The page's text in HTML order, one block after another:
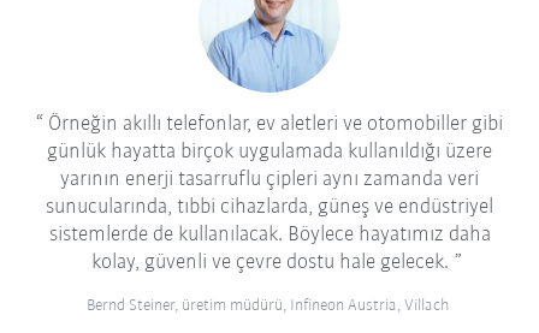
Örneğin akıllı telefonlar, ev aletleri ve otomobiller gibi
günlük hayatta birçok uygulamada kullanıldığı üzere
yarının enerji tasarruflu çipleri aynı zamanda veri
sunucularında, tıbbi cihazlarda, güneş ve endüstriyel
sistemlerde de kullanılacak. Böylece hayatımız daha
kolay, güvenli ve çevre dostu hale gelecek.
Bernd Steiner, üretim müdürü, Infineon Austria, Villach